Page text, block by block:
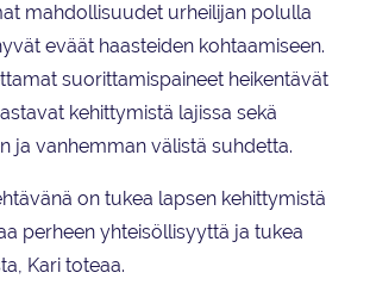
mahdollisuudet urheilijan polulla
eväät haasteiden kohtaamiseen.
suorittamispaineet heikentävät
kehittymistä lajissa sekä
ja vanhemman välistä suhdetta.
on tukea lapsen kehittymistä
perheen yhteisöllisyyttä ja tukea
Kari toteaa.